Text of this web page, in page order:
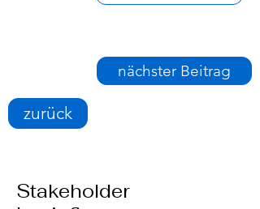
nächster Beitrag
zurück
Stakeholder